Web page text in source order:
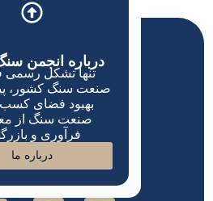
درباره انجمن
تنها تشکل رسمی
صنعت سنگ کشور،
بهبود فضای کسب
صنعت سنگ از
فرآوری و
درباره ما